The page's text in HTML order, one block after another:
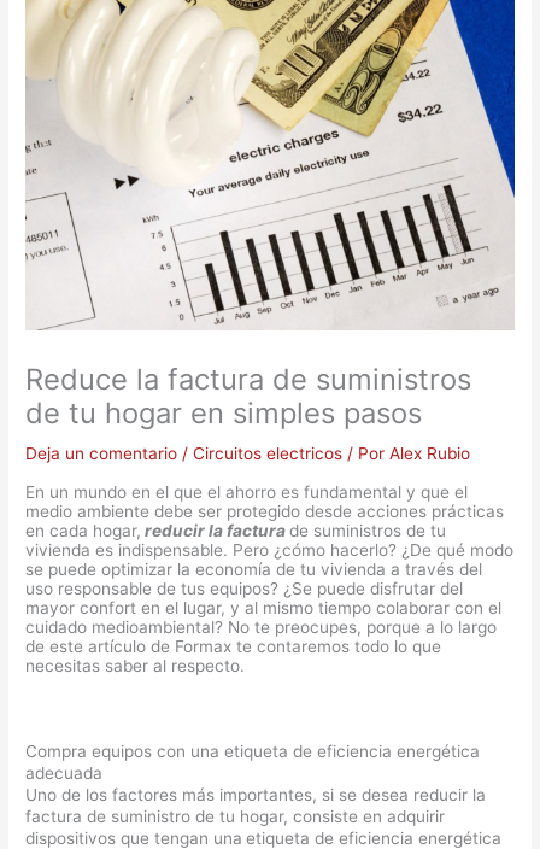
Reduce la factura de suministros
de tu hogar en simples pasos
Deja un comentario /Circuitos electricos / PorAlex Rubio
En un mundo en el que el ahorro es fundamental y que el
medio ambiente debe ser protegido desde acciones prácticas
en cada hogar, reducir la facturade suministros de tu
vivienda es indispensable. Pero ¿cómo hacerlo? ¿De qué modo
se puede optimizar la economía de tu vivienda a través del
uso responsable de tus equipos? ¿Se puede disfrutar del
mayor confort en el lugar, y al mismo tiempo colaborar con el
cuidado medioambiental? No te preocupes, porque a lo largo
de este artículo de Formax te contaremos todo lo que
necesitas saber al respecto.
Compra equipos con una etiqueta de eficiencia energética
adecuada
Uno de los factores más importantes, si se desea reducir la
factura de suministro de tu hogar, consiste en adquirir
dispositivos que tengan una etiqueta de eficiencia energética